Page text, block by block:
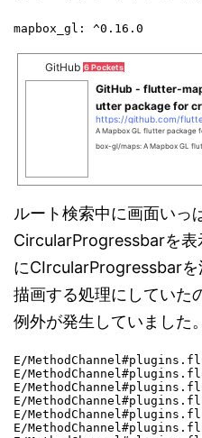
mapbox_gl: ^0.16.0
GitHub 6 Pockets
GitHub - flutter-
utter package for
https://github.com/
A Mapbox GL flutter package
box-gl/maps: A Mapbox GL
ルート検索中に画面いっ
CircularProgressbarを表
にCIrcularProgressbarを
描画する処理にしていた
例外が発生していました。
E/
E/
E/MethodChannel#plugins.flutter.io/
E/MethodChannel#plugins.flutter.io/
E/MethodChannel#plugins.flutter.io/mapbox_maps_2(19119): 	at
E/MethodChannel#plugins.flutter.io/mapbox_maps_2(19119): 	at